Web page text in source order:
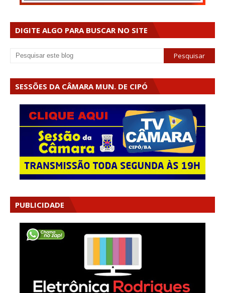
DIGITE ALGO PARA BUSCAR NO SITE
SESSÕES DA CÂMARA MUN. DE CIPÓ
PUBLICIDADE